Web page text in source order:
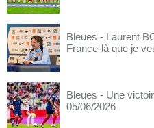
Bleues - Laurent
France-là que je
Bleues - Une
05/06/2026